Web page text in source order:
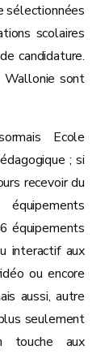
sélectionnées
scolaires
candidature.
Wallonie sont
Ecole
; si
recevoir du
équipements
interactif aux
ou encore
aussi, autre
seulement
aux